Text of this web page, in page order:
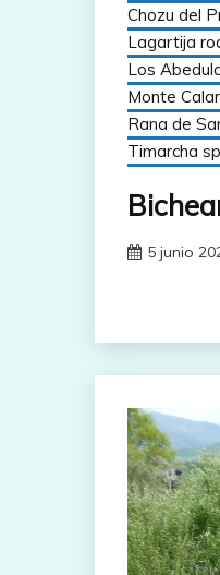
Chozu del
Lagartija
Los
Monte Calar
Rana de
Timarcha sp
5 junio